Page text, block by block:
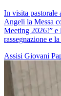
In visita pastorale
Angeli la Messa
Meeting 2026!” e
rassegnazione e
Assisi Giovani